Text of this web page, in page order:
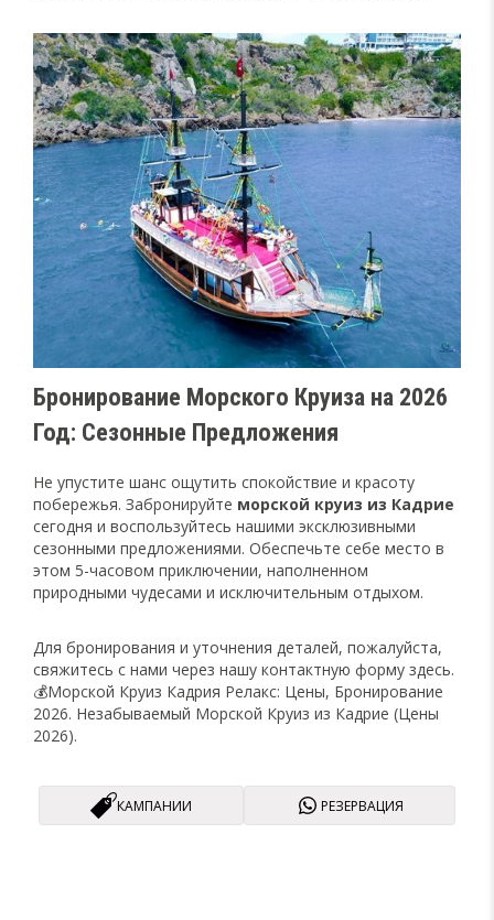
Бронирование Морского Круиза на 2026
Год: Сезонные Предложения
Не упустите шанс ощутить спокойствие и красоту
побережья. Забронируйте морской круиз из Кадрие
сегодня и воспользуйтесь нашими эксклюзивными
сезонными предложениями. Обеспечьте себе место в
этом 5-часовом приключении, наполненном
природными чудесами и исключительным отдыхом.
Для бронирования и уточнения деталей, пожалуйста,
свяжитесь с нами через нашу контактную форму здесь.
💰Морской Круиз Кадрия Релакс: Цены, Бронирование
2026. Незабываемый Морской Круиз из Кадрие (Цены
2026).
КАМПАНИИ РЕЗЕРВАЦИЯ